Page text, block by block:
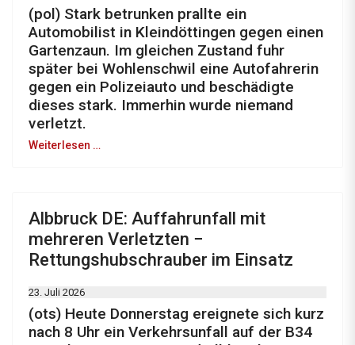
(pol) Stark betrunken prallte ein
Automobilist in Kleindöttingen gegen einen
Gartenzaun. Im gleichen Zustand fuhr
später bei Wohlenschwil eine Autofahrerin
gegen ein Polizeiauto und beschädigte
dieses stark. Immerhin wurde niemand
verletzt.
Weiterlesen …
Albbruck DE: Auffahrunfall mit
mehreren Verletzten −
Rettungshubschrauber im Einsatz
23. Juli 2026
(ots) Heute Donnerstag ereignete sich kurz
nach 8 Uhr ein Verkehrsunfall auf der B34